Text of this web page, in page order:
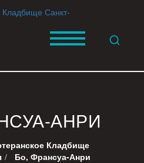
АНРИ
Кладбище
Бо, Франсуа-Анри